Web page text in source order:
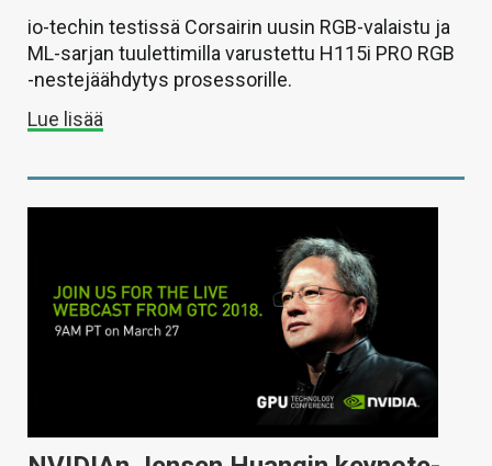
io-techin testissä Corsairin uusin RGB-valaistu ja
ML-sarjan tuulettimilla varustettu H115i PRO RGB
-nestejäähdytys prosessorille.
Lue lisää